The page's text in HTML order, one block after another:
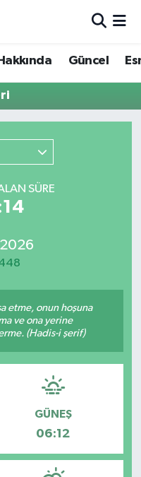
Güncel
SÜRE
etme, onun hoşuna
ve ona yerine
(Hadis-i şerif)
GÜNEŞ
06:12
Fikstür